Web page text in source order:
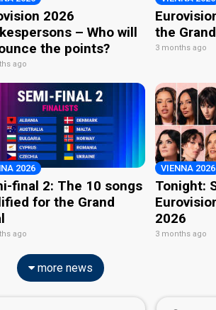
2026
– Who will
the points?
ago
the
3 months ago
2026
final 2: The 10 songs
for the Grand
ago
VIENNA 2026
Tonight:
2026
3 months ago
more news